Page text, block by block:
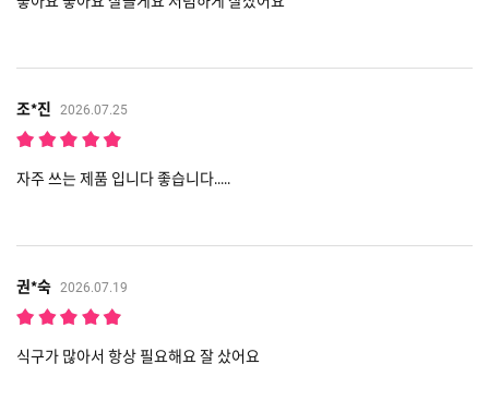
조*진 2026.07.25
자주 쓰는 제품 입니다 좋습니다.....
권*숙 2026.07.19
식구가 많아서 항상 필요해요 잘 샀어요